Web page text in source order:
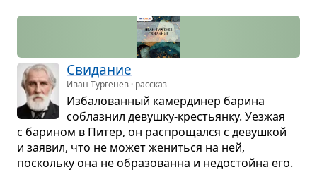
Сви­да­ние
Иван Тургенев · рассказ
Изба­ло­ван­ный камер­ди­нер барина
соблаз­нил девушку-кре­стьянку. Уез­жая
с бари­ном в Питер, он рас­про­щался с девуш­кой
и заявил, что не может жениться на ней,
поскольку она не обра­зо­ванна и недо­стойна его.